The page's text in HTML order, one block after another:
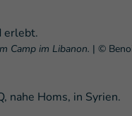
Camp im Libanon. | ©
nahe Homs, in Syrien.